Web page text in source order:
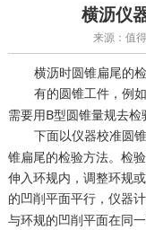
横沥仪
来源：值
横沥时圆锥扁尾的
有的圆锥工件，例
需要用B型圆锥量规去检
下面以仪器校准圆
锥扁尾的检验方法。检
伸入环规内，调整环规
的凹削平面平行， 仪器
与环规的凹削平面在同